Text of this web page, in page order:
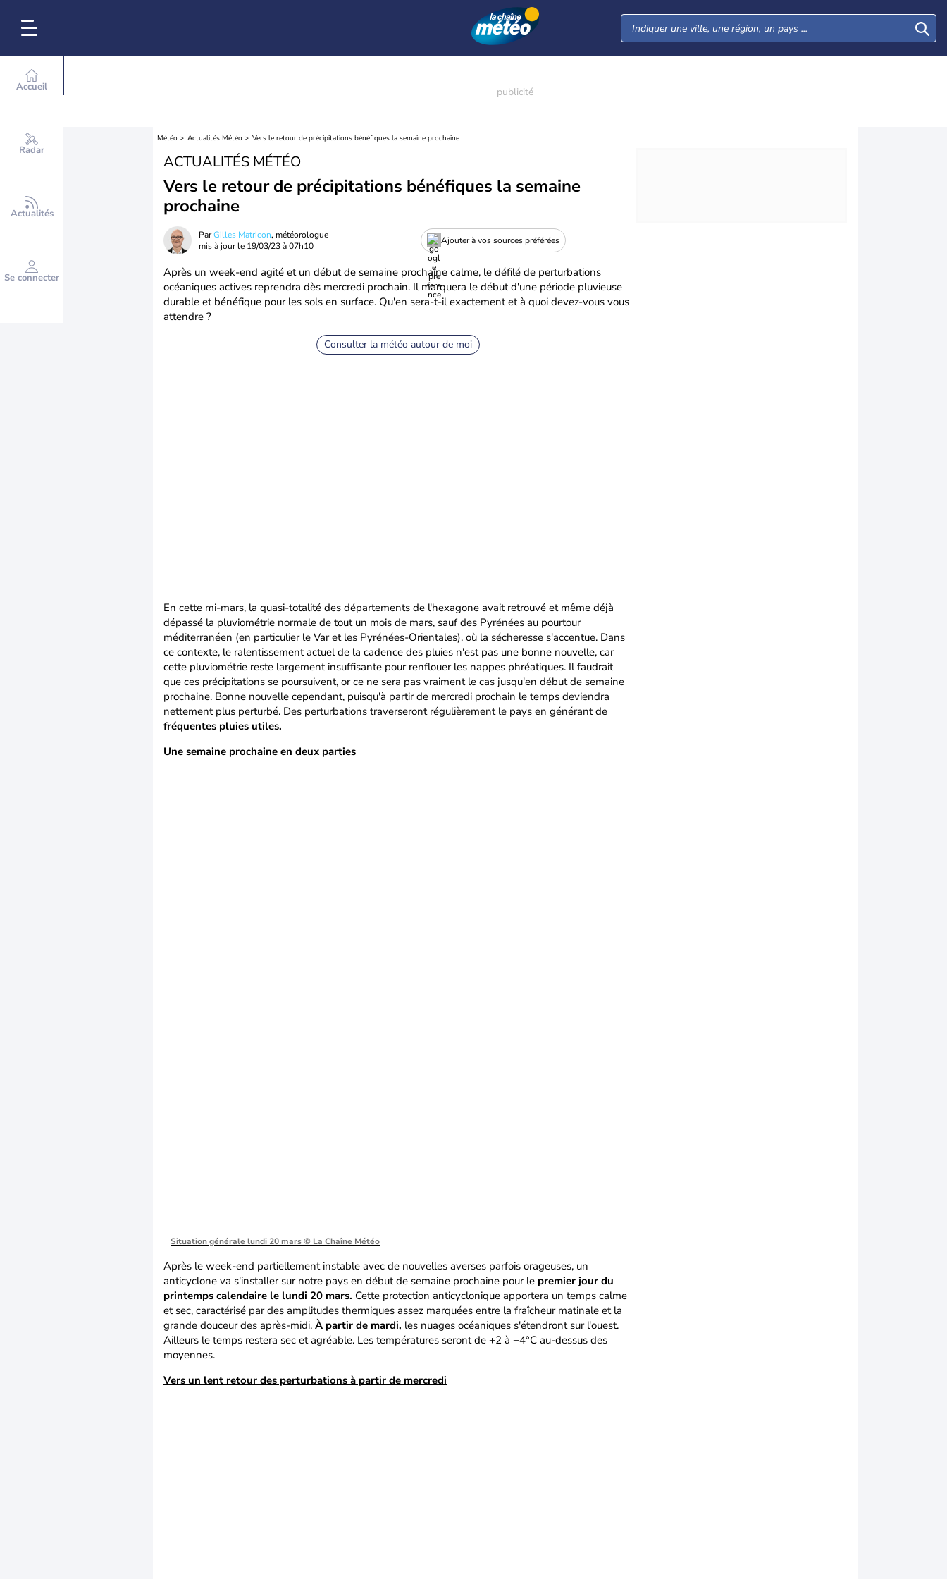
Accueil
Radar
Actualités
Se connecter
Météo Actualités Météo Vers le retour de précipitations bénéfiques la semaine prochaine
ACTUALITÉS MÉTÉO
Vers le retour de précipitations bénéfiques la semaine
prochaine
ParGilles Matricon, météorologue
mis à jour le 19/03/23 à 07h10
Ajouter à vos sources préférées
Après un week-end agité et un début de semaine prochaine calme, le défilé de perturbations
océaniques actives reprendra dès mercredi prochain. Il marquera le début d'une période pluvieuse
durable et bénéfique pour les sols en surface. Qu'en sera-t-il exactement et à quoi devez-vous vous
attendre ?
Consulter la météo autour de moi
En cette mi-mars, la quasi-totalité des départements de l'hexagone avait retrouvé et même déjà
dépassé la pluviométrie normale de tout un mois de mars, sauf des Pyrénées au pourtour
méditerranéen (en particulier le Var et les Pyrénées-Orientales), où la sécheresse s'accentue. Dans
ce contexte, le ralentissement actuel de la cadence des pluies n'est pas une bonne nouvelle, car
cette pluviométrie reste largement insuffisante pour renflouer les nappes phréatiques. Il faudrait
que ces précipitations se poursuivent, or ce ne sera pas vraiment le cas jusqu'en début de semaine
prochaine. Bonne nouvelle cependant, puisqu'à partir de mercredi prochain le temps deviendra
nettement plus perturbé. Des perturbations traverseront régulièrement le pays en générant de
fréquentes pluies utiles.
Une semaine prochaine en deux parties
Situation générale lundi 20 mars© La Chaîne Météo
Après le week-end partiellement instable avec de nouvelles averses parfois orageuses, un
anticyclone va s'installer sur notre pays en début de semaine prochaine pour le premier jour du
printemps calendaire le lundi 20 mars. Cette protection anticyclonique apportera un temps calme
et sec, caractérisé par des amplitudes thermiques assez marquées entre la fraîcheur matinale et la
grande douceur des après-midi. À partir de mardi, les nuages océaniques s'étendront sur l'ouest.
Ailleurs le temps restera sec et agréable. Les températures seront de +2 à +4°C au-dessus des
moyennes.
Vers un lent retour des perturbations à partir de mercredi